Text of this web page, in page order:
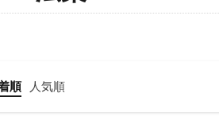
順 人気順